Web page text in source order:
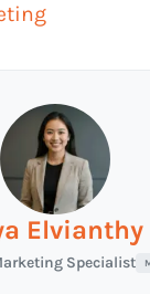
Elvianthy
Specialist